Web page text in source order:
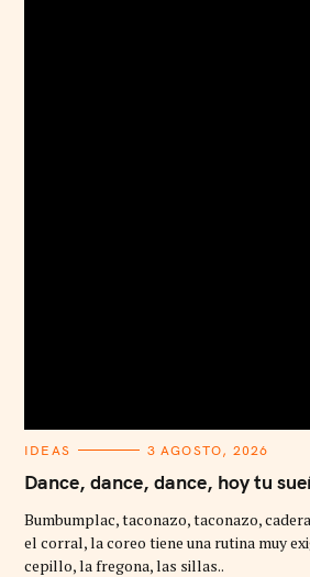
C
T
E
O
R
I
E
IDEAS 3 AGOSTO, 2026
Dance, dance, dance, hoy tu
Bumbumplac, taconazo, taconazo,
el corral, la coreo tiene una rutina muy
cepillo, la fregona, las sillas..